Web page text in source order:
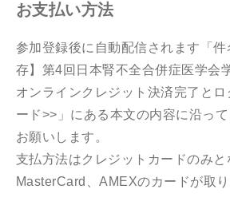
お支払い方法
参加登録後に自動配信されます「
存】第4回日本腎不全合併症医学会
オンラインクレジット決済完了と
ード>>」にある本文の内容に沿っ
お願いします。
支払方法はクレジットカードのみと
MasterCard、AMEXのカードが取り